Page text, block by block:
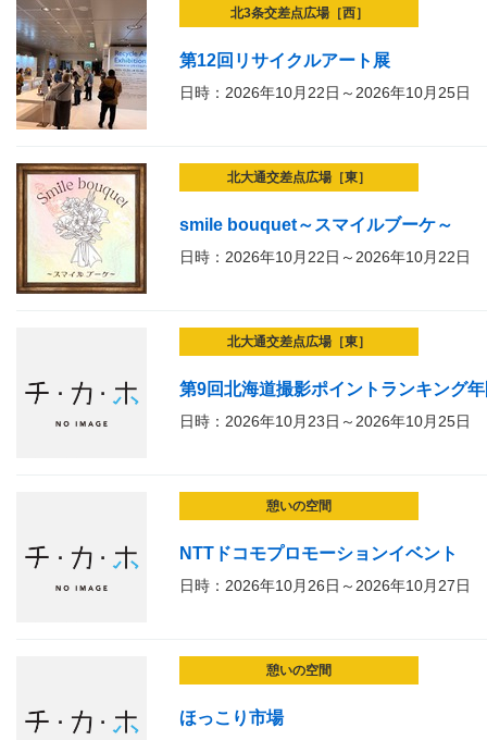
北3条交差点広場［西］
第12回リサイクルアート展
日時：2026年10月22日～2026年10月25日
北大通交差点広場［東］
smile bouquet～スマイルブーケ～
日時：2026年10月22日～2026年10月22日
北大通交差点広場［東］
第9回北海道撮影ポイントランキング
日時：2026年10月23日～2026年10月25日
憩いの空間
NTTドコモプロモーションイベント
日時：2026年10月26日～2026年10月27日
憩いの空間
ほっこり市場